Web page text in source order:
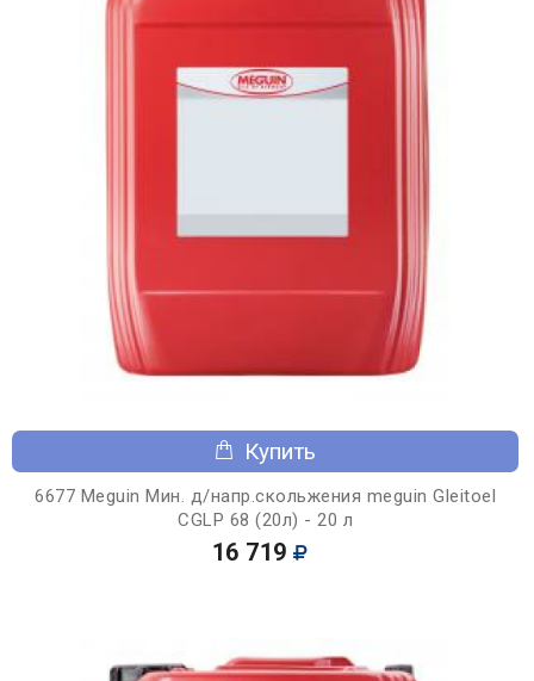
Купить
6677 Meguin Мин. д/напр.скольжения meguin Gleitoel
CGLP 68 (20л) - 20 л
16 719